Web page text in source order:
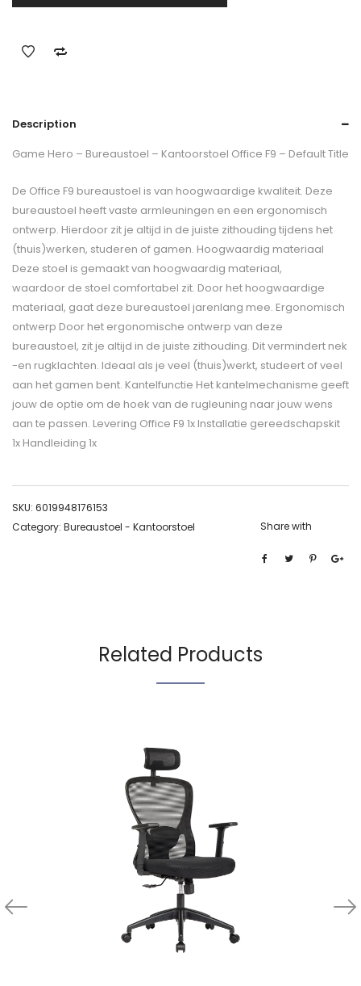
Description
Game Hero – Bureaustoel – Kantoorstoel Office F9 – Default Title
De Office F9 bureaustoel is van hoogwaardige kwaliteit. Deze
bureaustoel heeft vaste armleuningen en een ergonomisch
ontwerp. Hierdoor zit je altijd in de juiste zithouding tijdens het
(thuis)werken, studeren of gamen. Hoogwaardig materiaal
Deze stoel is gemaakt van hoogwaardig materiaal,
waardoor de stoel comfortabel zit. Door het hoogwaardige
materiaal, gaat deze bureaustoel jarenlang mee. Ergonomisch
ontwerp Door het ergonomische ontwerp van deze
bureaustoel, zit je altijd in de juiste zithouding. Dit vermindert nek
-en rugklachten. Ideaal als je veel (thuis)werkt, studeert of veel
aan het gamen bent. Kantelfunctie Het kantelmechanisme geeft
jouw de optie om de hoek van de rugleuning naar jouw wens
aan te passen. Levering Office F9 1x Installatie gereedschapskit
1x Handleiding 1x
SKU: 6019948176153
Category: Bureaustoel - Kantoorstoel Share with
Related Products